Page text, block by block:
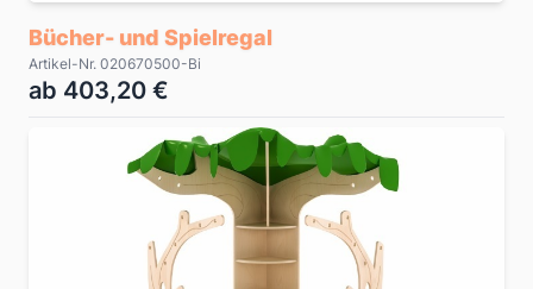
Bücher- und Spielregal
Artikel-Nr. 020670500-Bi
ab 403,20 €